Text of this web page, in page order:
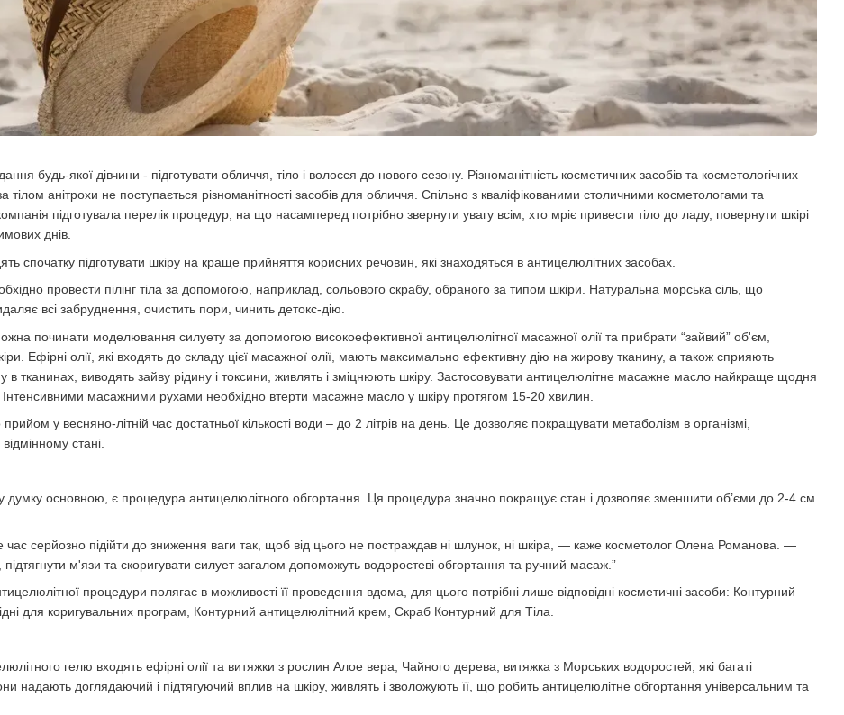
будь-якої дівчини - підготувати обличчя, тіло і волосся до нового сезону. Різноманітність косметичних засобів та косметологічних
тілом анітрохи не поступається різноманітності засобів для обличчя. Спільно з кваліфікованими столичними косметологами та
підготувала перелік процедур, на що насамперед потрібно звернути увагу всім, хто мріє привести тіло до ладу, повернути шкірі
днів.
спочатку підготувати шкіру на краще прийняття корисних речовин, які знаходяться в антицелюлітних засобах.
провести пілінг тіла за допомогою, наприклад, сольового скрабу, обраного за типом шкіри. Натуральна морська сіль, що
всі забруднення, очистить пори, чинить детокс-дію.
починати моделювання силуету за допомогою високоефективної антицелюлітної масажної олії та прибрати “зайвий” об'єм,
Ефірні олії, які входять до складу цієї масажної олії, мають максимально ефективну дію на жирову тканину, а також сприяють
в тканинах, виводять зайву рідину і токсини, живлять і зміцнюють шкіру. Застосовувати антицелюлітне масажне масло найкраще щодня
Інтенсивними масажними рухами необхідно втерти масажне масло у шкіру протягом 15-20 хвилин.
у весняно-літній час достатньої кількості води – до 2 літрів на день. Це дозволяє покращувати метаболізм в організмі,
стані.
думку основною, є процедура антицелюлітного обгортання. Ця процедура значно покращує стан і дозволяє зменшити об’єми до 2-4 см
час серйозно підійти до зниження ваги так, щоб від цього не постраждав ні шлунок, ні шкіра, — каже косметолог Олена Романова. —
м'язи та скоригувати силует загалом допоможуть водоростеві обгортання та ручний масаж.”
процедури полягає в можливості її проведення вдома, для цього потрібні лише відповідні косметичні засоби: Контурний
для коригувальних програм, Контурний антицелюлітний крем, Скраб Контурний для Тіла.
гелю входять ефірні олії та витяжки з рослин Алое вера, Чайного дерева, витяжка з Морських водоростей, які багаті
надають доглядаючий і підтягуючий вплив на шкіру, живлять і зволожують її, що робить антицелюлітне обгортання універсальним та